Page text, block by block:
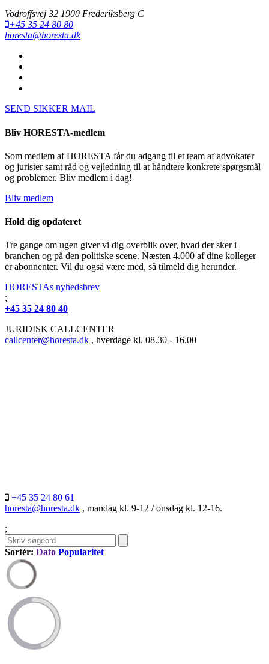
Vodroffsvej 32 1900 Frederiksberg C
+45 35 24 80 80
horesta@horesta.dk
SEND SIKKER MAIL
Bliv HORESTA-medlem
Som medlem af HORESTA får du adgang til et team af advokater
og jurister samt råd og vejledning til at håndtere konkrete spørgsmål
og problemer. Bliv medlem i dag!
Bliv medlem
Hold dig opdateret
Tre gange om ugen giver vi dig overblik over, hvad der sker i
branchen og på den politiske scene. Næsten 4.000 af dine kolleger
er abonnenter. Vil du også være med, så tilmeld dig herunder.
HORESTAs nyhedsbrev
;
+45 35 24 80 40
JURIDISK CALLCENTER
callcenter@horesta.dk , hverdage kl. 08.30 - 16.00
+45 35 24 80 61
horesta@horesta.dk , mandag kl. 9-12 / onsdag kl. 12-16.
;
Sortér: Dato Popularitet